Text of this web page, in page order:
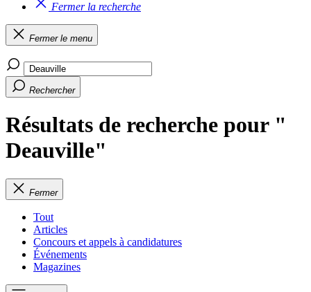
Fermer la recherche
Fermer le menu
Rechercher
Résultats de recherche pour "
Deauville"
Fermer
Tout
Articles
Concours et appels à candidatures
Événements
Magazines